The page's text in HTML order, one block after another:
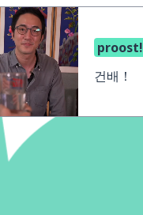
proost!
건배！